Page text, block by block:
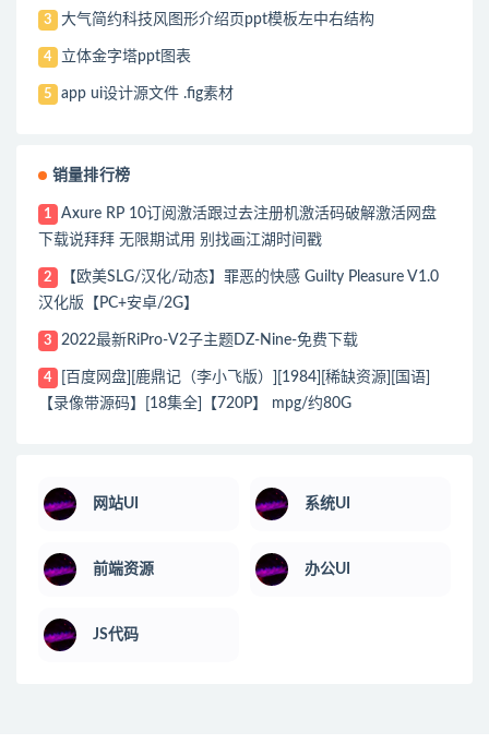
3 大气简约科技风图形介绍页ppt模板左中右结构
4 立体金字塔ppt图表
5 app ui设计源文件 .fig素材
销量排行榜
1
Axure RP 10订阅激活跟过去注册机激活码破解激活网盘
下载说拜拜 无限期试用 别找画江湖时间戳
2
【欧美SLG/汉化/动态】罪恶的快感 Guilty Pleasure V1.0
汉化版【PC+安卓/2G】
3 2022最新RiPro-V2子主题DZ-Nine-免费下载
4
[百度网盘][鹿鼎记（李小飞版）][1984][稀缺资源][国语]
【录像带源码】[18集全]【720P】 mpg/约80G
网站UI 系统UI
前端资源 办公UI
JS代码